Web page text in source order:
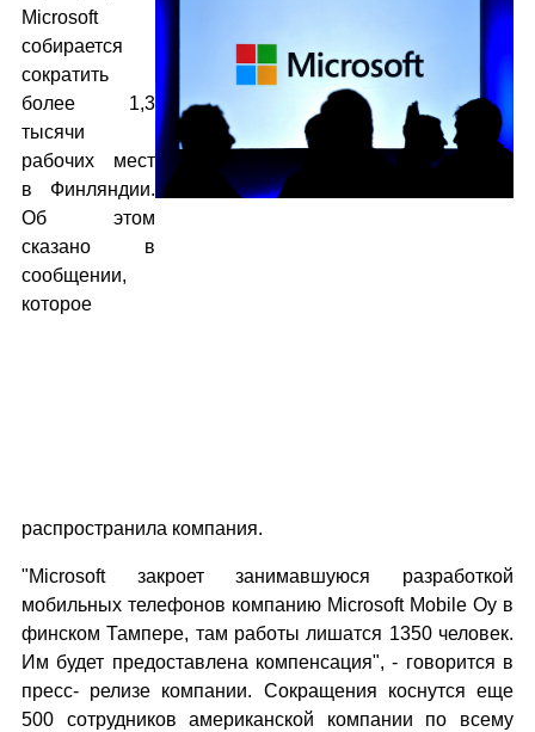
Microsoft
собирается
сократить
более 1,3
тысячи
рабочих мест
в Финляндии.
Об этом
сказано в
сообщении,
которое
распространила компания.
"Microsoft закроет занимавшуюся разработкой
мобильных телефонов компанию Microsoft Mobile Oy в
финском Тампере, там работы лишатся 1350 человек.
Им будет предоставлена компенсация", - говорится в
пресс- релизе компании. Сокращения коснутся еще
500 сотрудников американской компании по всему